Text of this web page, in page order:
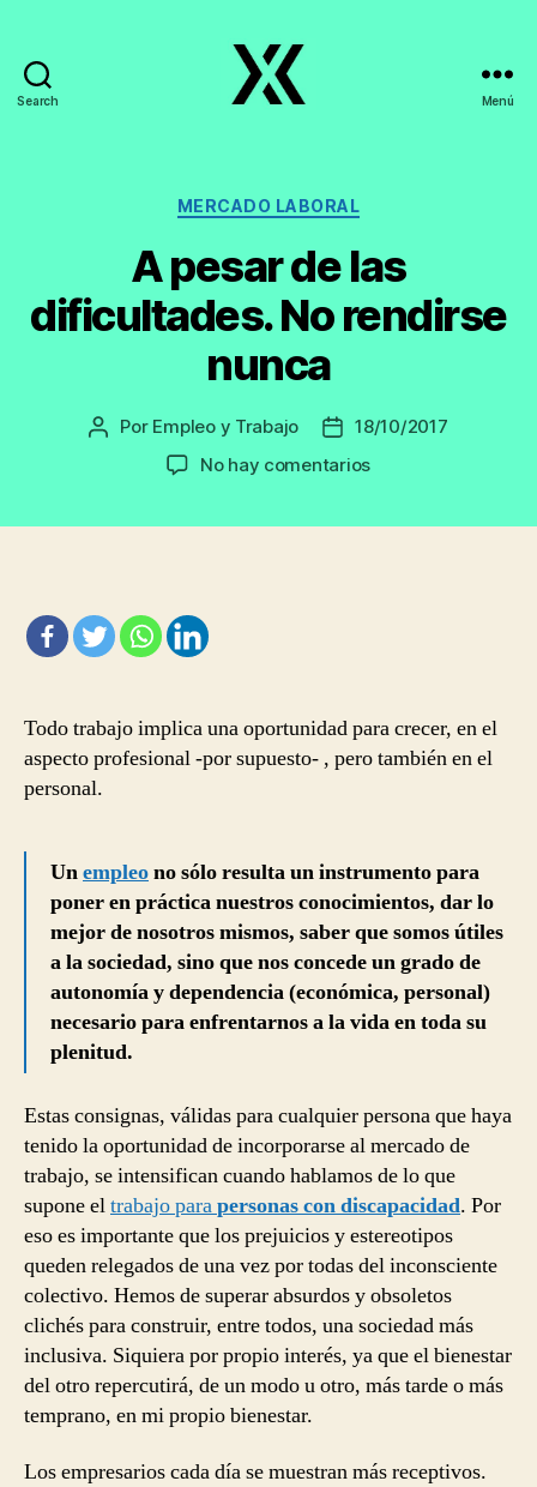
Search Menú
Categorías
MERCADO LABORAL
A pesar de las
dificultades. No rendirse
nunca
Autor
Por Empleo y Trabajo
Fecha
de
18/10/2017
No hay comentariosen
Todo trabajo implica una oportunidad para crecer, en el
aspecto profesional -por supuesto- , pero también en el
personal.
Unempleono sólo resulta un instrumento para
poner en práctica nuestros conocimientos, dar lo
mejor de nosotros mismos, saber que somos útiles
a la sociedad, sino que nos concede un grado de
autonomía y dependencia (económica, personal)
necesario para enfrentarnos a la vida en toda su
plenitud.
Estas consignas, válidas para cualquier persona que haya
tenido la oportunidad de incorporarse al mercado de
trabajo, se intensifican cuando hablamos de lo que
supone eltrabajo parapersonas con discapacidad. Por
eso es importante que los prejuicios y estereotipos
queden relegados de una vez por todas del inconsciente
colectivo. Hemos de superar absurdos y obsoletos
clichés para construir, entre todos, una sociedad más
inclusiva. Siquiera por propio interés, ya que el bienestar
del otro repercutirá, de un modo u otro, más tarde o más
temprano, en mi propio bienestar.
Los empresarios cada día se muestran más receptivos.